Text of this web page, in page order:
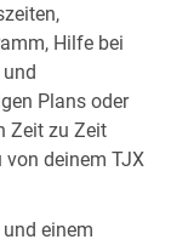
Hilfe bei
Plans oder
Zeit zu Zeit
deinem TJX
einem